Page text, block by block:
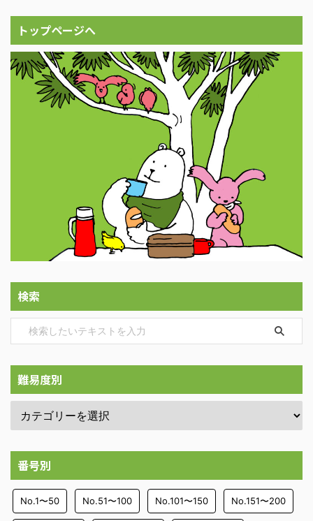
トップページへ
検索
難易度別
番号別
No.1〜50 No.51〜100 No.101〜150 No.151〜200